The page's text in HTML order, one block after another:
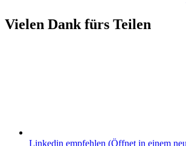
Vielen Dank fürs Teilen
Linkedin empfehlen (Öffnet in einem